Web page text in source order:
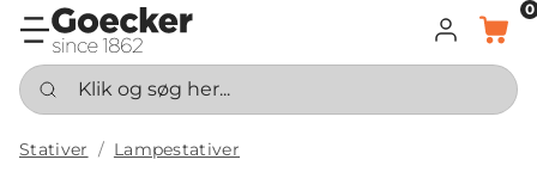
LOG INDKURV
0
Klik og søg her...
Stativer Lampestativer